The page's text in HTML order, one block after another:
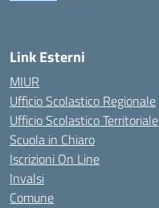
Link Esterni
MIUR
Ufficio Scolastico Regionale
Ufficio Scolastico Territoriale
Scuola in Chiaro
Iscrizioni On Line
Invalsi
Comune